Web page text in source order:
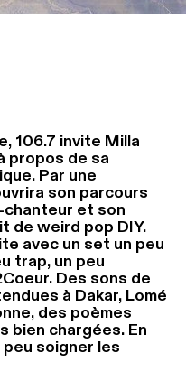
106.7 invite Milla
propos de sa
Par une
son parcours
et son
de weird pop DIY.
avec un set un peu
trap, un peu
Des sons de
à Dakar, Lomé
des poèmes
bien chargées. En
soigner les